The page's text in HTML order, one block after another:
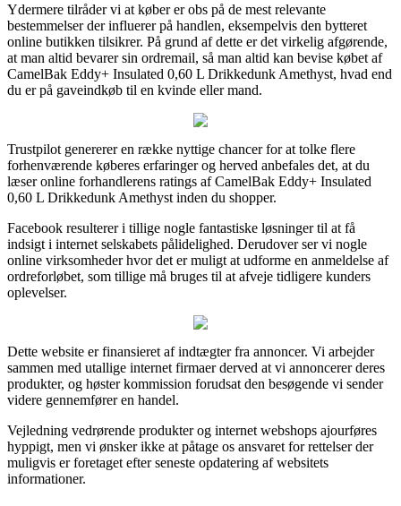
Ydermere tilråder vi at køber er obs på de mest relevante
bestemmelser der influerer på handlen, eksempelvis den bytteret
online butikken tilsikrer. På grund af dette er det virkelig afgørende,
at man altid bevarer sin ordremail, så man altid kan bevise købet af
CamelBak Eddy+ Insulated 0,60 L Drikkedunk Amethyst, hvad end
du er på gaveindkøb til en kvinde eller mand.
Trustpilot genererer en række nyttige chancer for at tolke flere
forhenværende køberes erfaringer og herved anbefales det, at du
læser online forhandlerens ratings af CamelBak Eddy+ Insulated
0,60 L Drikkedunk Amethyst inden du shopper.
Facebook resulterer i tillige nogle fantastiske løsninger til at få
indsigt i internet selskabets pålidelighed. Derudover ser vi nogle
online virksomheder hvor det er muligt at udforme en anmeldelse af
ordreforløbet, som tillige må bruges til at afveje tidligere kunders
oplevelser.
Dette website er finansieret af indtægter fra annoncer. Vi arbejder
sammen med utallige internet firmaer derved at vi annoncerer deres
produkter, og høster kommission forudsat den besøgende vi sender
videre gennemfører en handel.
Vejledning vedrørende produkter og internet webshops ajourføres
hyppigt, men vi ønsker ikke at påtage os ansvaret for rettelser der
muligvis er foretaget efter seneste opdatering af websitets
informationer.